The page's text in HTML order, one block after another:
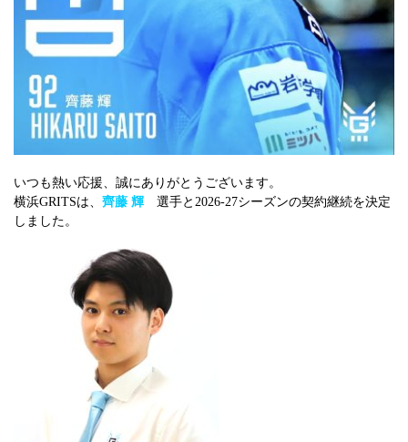
いつも熱い応援、誠にありがとうございます。
横浜GRITSは、 齊藤 輝 選手と2026-27シーズンの契約継続を決定
しました。